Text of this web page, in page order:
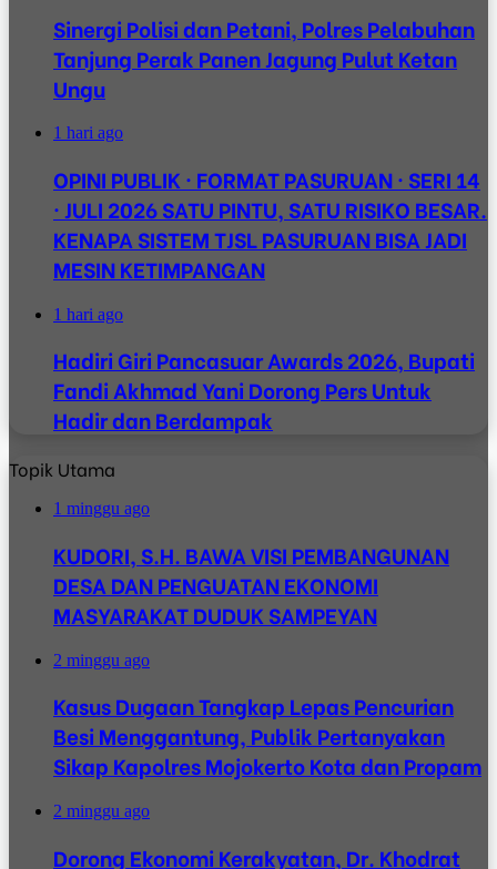
Sinergi Polisi dan Petani, Polres Pelabuhan
Tanjung Perak Panen Jagung Pulut Ketan
Ungu
1 hari ago
OPINI PUBLIK · FORMAT PASURUAN · SERI 14
· JULI 2026 SATU PINTU, SATU RISIKO BESAR.
KENAPA SISTEM TJSL PASURUAN BISA JADI
MESIN KETIMPANGAN
1 hari ago
Hadiri Giri Pancasuar Awards 2026, Bupati
Fandi Akhmad Yani Dorong Pers Untuk
Hadir dan Berdampak
Topik Utama
1 minggu ago
KUDORI, S.H. BAWA VISI PEMBANGUNAN
DESA DAN PENGUATAN EKONOMI
MASYARAKAT DUDUK SAMPEYAN
2 minggu ago
Kasus Dugaan Tangkap Lepas Pencurian
Besi Menggantung, Publik Pertanyakan
Sikap Kapolres Mojokerto Kota dan Propam
2 minggu ago
Dorong Ekonomi Kerakyatan, Dr. Khodrat